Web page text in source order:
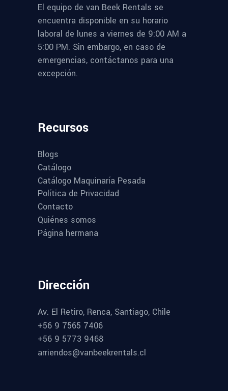
El equipo de van Beek Rentals se
encuentra disponible en su horario
laboral de lunes a viernes de 9:00 AM a
5:00 PM. Sin embargo, en caso de
emergencias, contáctanos para una
excepción.
Recursos
Blogs
Catálogo
Catálogo Maquinaría Pesada
Política de Privacidad
Contacto
Quiénes somos
Página hermana
Dirección
Av. El Retiro, Renca, Santiago, Chile
+56 9 7565 7406
+56 9 5773 9468
arriendos@vanbeekrentals.cl